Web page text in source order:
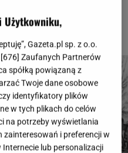
Użytkowniku,
Gazeta.pl sp. z o.o.
676] Zaufanych Partnerów
spółką powiązaną z
Twoje dane osobowe
identyfikatory plików
w tych plikach do celów
na potrzeby wyświetlania
i preferencji w
lub personalizacji